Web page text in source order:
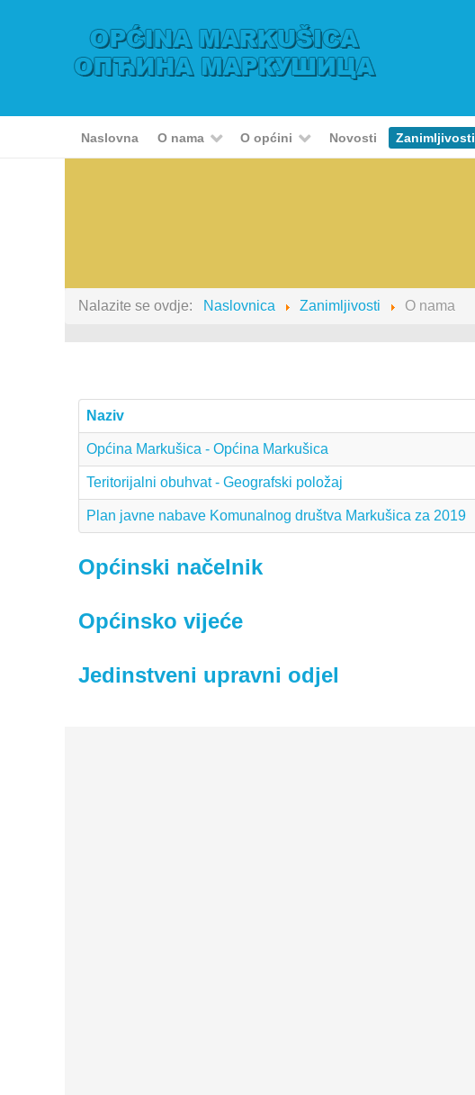
Naslovna O nama O općini Novosti Zanimljivosti
Nalazite se ovdje: Naslovnica Zanimljivosti O nama
Naziv
Općina Markušica - Općina Markušica
Teritorijalni obuhvat - Geografski položaj
Plan javne nabave Komunalnog društva Markušica za 2019
Općinski načelnik
Općinsko vijeće
Jedinstveni upravni odjel